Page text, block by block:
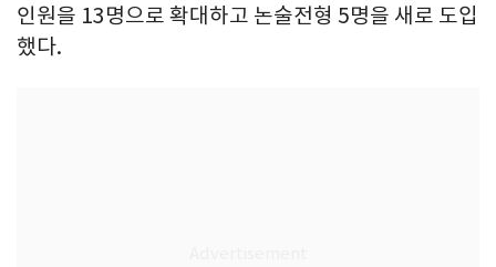
인원을 13명으로 확대하고 논술전형 5명을 새로 도입
했다.